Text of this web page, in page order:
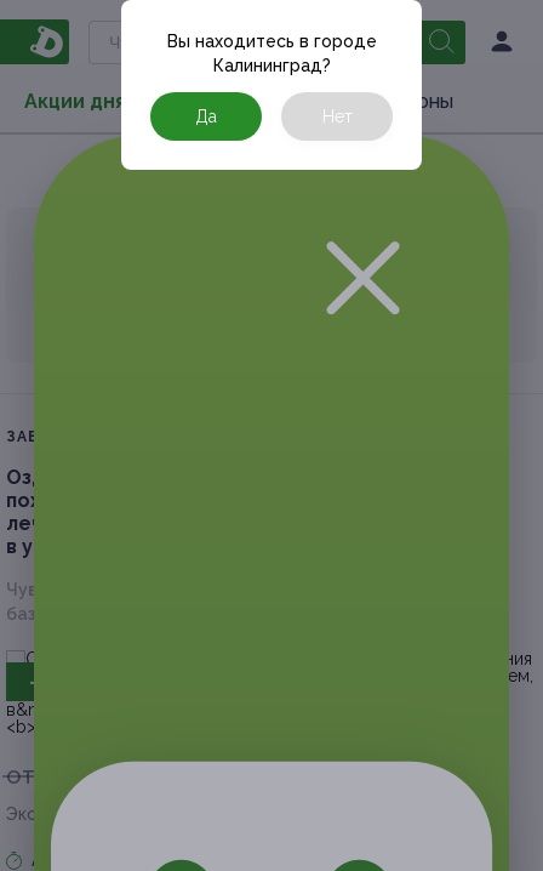
Акции дня Товары Туризм РестоКупоны
Вы находитесь в городе
Калининград?
Да Нет
АКЦИЯ, КОТОРУЮ ВЫ ИСКАЛИ, ЗАВЕРШЕНА.
К сожалению, выгодные акции быстро
ЗАВЕРШЁННАЯ АКЦИЯ
Оздоровительный отдых c процедурами для
похудения по программе «Детокс» с питанием,
лечебными и косметическими процедурами
в усадьбе «Жемчужная».
Чувашская респ., г. о. Чебоксары, Заволжье, территория
базы отдыха «Кувшинский»
- 50%
от 85 000 руб.
Экономия от 42 500 руб.
Акция завершена